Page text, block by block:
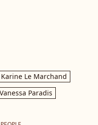
Karine Le Marchand
Vanessa Paradis